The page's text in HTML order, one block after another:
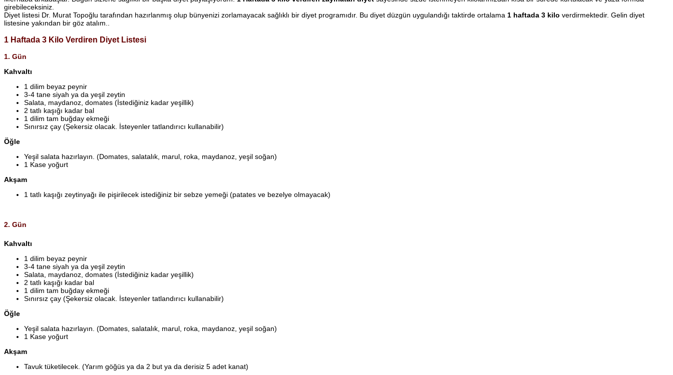
girebileceksiniz.
Diyet listesi Dr. Murat Topoğlu tarafından hazırlanmış olup bünyenizi zorlamayacak sağlıklı bir diyet programıdır. Bu diyet düzgün uygulandığı taktirde ortalama 1 haftada 3 kilo verdirmektedir. Gelin diyet
listesine yakından bir göz atalım..
1 Haftada 3 Kilo Verdiren Diyet Listesi
1. Gün
Kahvaltı
1 dilim beyaz peynir
3-4 tane siyah ya da yeşil zeytin
Salata, maydanoz, domates (İstediğiniz kadar yeşillik)
2 tatlı kaşığı kadar bal
1 dilim tam buğday ekmeği
Sınırsız çay (Şekersiz olacak. İsteyenler tatlandırıcı kullanabilir)
Öğle
Yeşil salata hazırlayın. (Domates, salatalık, marul, roka, maydanoz, yeşil soğan)
1 Kase yoğurt
Akşam
1 tatlı kaşığı zeytinyağı ile pişirilecek istediğiniz bir sebze yemeği (patates ve bezelye olmayacak)
2. Gün
Kahvaltı
1 dilim beyaz peynir
3-4 tane siyah ya da yeşil zeytin
Salata, maydanoz, domates (İstediğiniz kadar yeşillik)
2 tatlı kaşığı kadar bal
1 dilim tam buğday ekmeği
Sınırsız çay (Şekersiz olacak. İsteyenler tatlandırıcı kullanabilir)
Öğle
Yeşil salata hazırlayın. (Domates, salatalık, marul, roka, maydanoz, yeşil soğan)
1 Kase yoğurt
Akşam
Tavuk tüketilecek. (Yarım göğüs ya da 2 but ya da derisiz 5 adet kanat)